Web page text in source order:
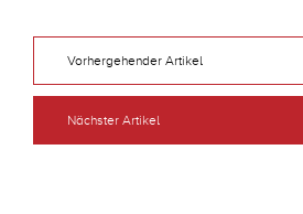
Vorhergehender Artikel
Nächster Artikel